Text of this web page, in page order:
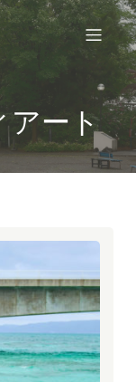
アート